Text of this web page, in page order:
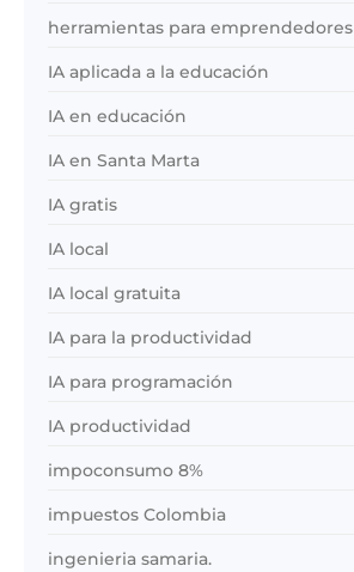
herramientas para emprendedores
IA aplicada a la educación
IA en educación
IA en Santa Marta
IA gratis
IA local
IA local gratuita
IA para la productividad
IA para programación
IA productividad
impoconsumo 8%
impuestos Colombia
ingenieria samaria.